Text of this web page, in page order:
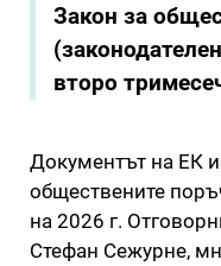
Закон за
второ
Документът на ЕК
обществените
на 2026 г.
Стефан Сежурне,